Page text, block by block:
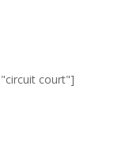
court"]